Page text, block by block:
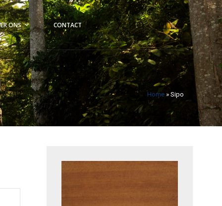
ONS CONTACT
Home»Sipo